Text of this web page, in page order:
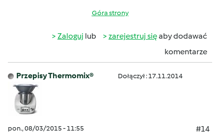
Góra strony
Zaloguj lub zarejestruj sięaby dodawać
komentarze
Przepisy Thermomix® Dołączył : 17.11.2014
pon., 08/03/2015 - 11:55
#14